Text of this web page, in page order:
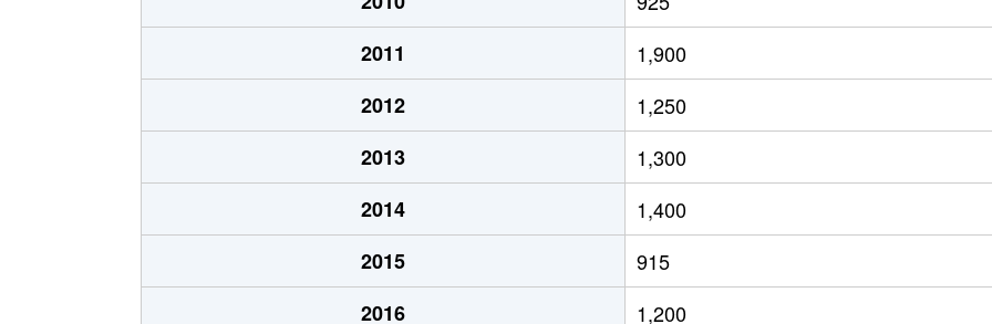
福村町
380万円 阿南 徒歩45分 280m² 105m²
福村町
50万円 阿南 徒歩45分 240m² 130m²
向原町
2,000万円 阿南 徒歩29分 220m² 85m²
2011
1,900
2012
1,250
2013
1,300
2014
1,400
2015
915
2016
1,200